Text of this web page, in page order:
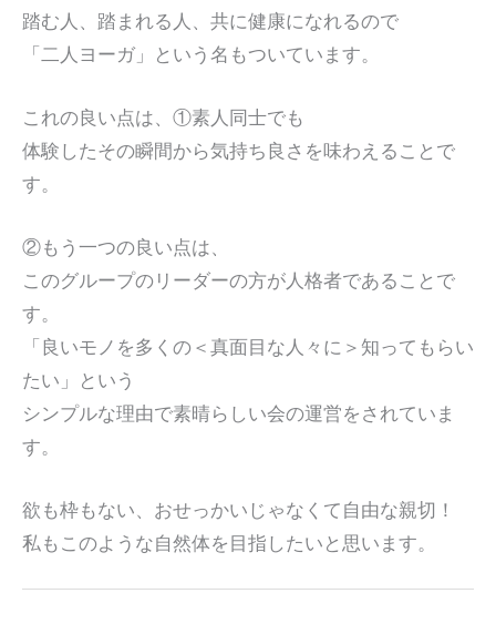
踏む人、踏まれる人、共に健康になれるので
「二人ヨーガ」という名もついています。
これの良い点は、①素人同士でも
体験したその瞬間から気持ち良さを味わえることで
す。
②もう一つの良い点は、
このグループのリーダーの方が人格者であることで
す。
「良いモノを多くの＜真面目な人々に＞知ってもらい
たい」という
シンプルな理由で素晴らしい会の運営をされていま
す。
欲も枠もない、おせっかいじゃなくて自由な親切！
私もこのような自然体を目指したいと思います。